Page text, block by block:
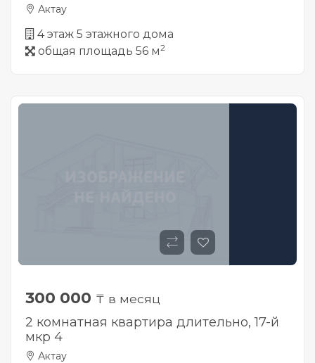
Актау
4 этаж 5 этажного дома
общая площадь 56 м2
300 000 ₸ в месяц
2 комнатная квартира длительно, 17-й
мкр 4
Актау